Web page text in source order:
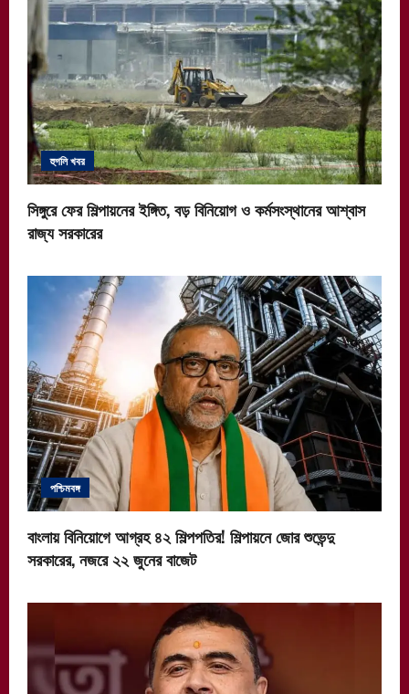
হুগলি খবর
সিঙ্গুরে ফের শিল্পায়নের ইঙ্গিত, বড় বিনিয়োগ ও কর্মসংস্থানের আশ্বাস
রাজ্য সরকারের
পশ্চিমবঙ্গ
বাংলায় বিনিয়োগে আগ্রহ ৪২ শিল্পপতির! শিল্পায়নে জোর শুভেন্দু
সরকারের, নজরে ২২ জুনের বাজেট